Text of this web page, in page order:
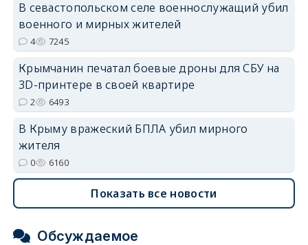
В севастопольском селе военнослужащий убил
военного и мирных жителей
4 7245
Крымчанин печатал боевые дроны для СБУ на
3D-принтере в своей квартире
2 6493
В Крыму вражеский БПЛА убил мирного
жителя
0 6160
Показать все новости
Обсуждаемое